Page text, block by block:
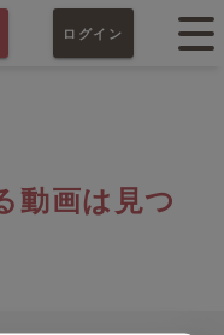
ログイン
動画は見つ